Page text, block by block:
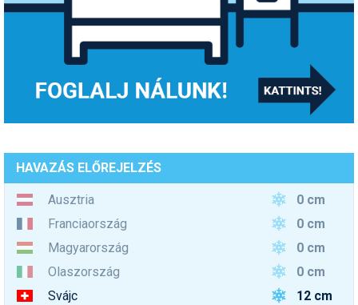
HAVAZÁS ELŐREJELZÉS
Ausztria
0 cm
Franciaország
0 cm
Magyarország
0 cm
Olaszország
0 cm
Svájc
12 cm